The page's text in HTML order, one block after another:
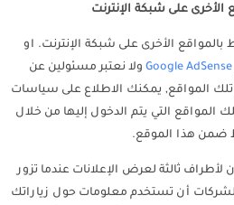
الأخرى على شبكة الإنترنت
الأخرى على شبكة الإنترنت. او
Google AdSense ولا نعتبر مسئولين عن
تلك المواقع, يمكنك الاطلاع على سياسات
المواقع التي يتم الدخول إليها من خلال
ضمن هذا الموقع.
ثالثة لعرض الإعلانات عندما تزور
أن تستخدم معلومات حول زياراتك